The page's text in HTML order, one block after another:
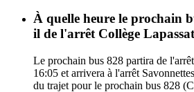
À quelle heure le prochain
il de l'arrêt Collège
Le prochain bus 828 partira de
16:05 et arrivera à l'arrêt
du trajet pour le prochain bus 828